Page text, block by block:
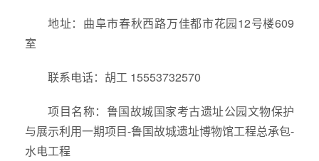
地址：曲阜市春秋西路万佳都市花园12号楼609
室
联系电话：胡工 15553732570
项目名称：鲁国故城国家考古遗址公园文物保护
与展示利用一期项目-鲁国故城遗址博物馆工程总承包-
水电工程